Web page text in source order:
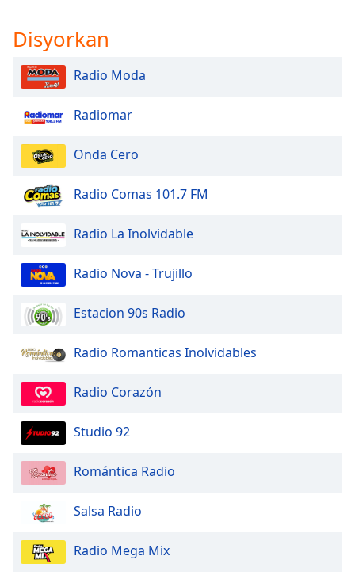
Background
Color
Opacity
Color
Opacity
Font
Text
Style
Font
Family
Modal
Dialog
End
Disyorkan
Radio Moda
Radiomar
Onda Cero
Radio Comas 101.7 FM
Radio La Inolvidable
Radio Nova - Trujillo
Estacion 90s Radio
Radio Romanticas Inolvidables
Radio Corazón
Studio 92
Romántica Radio
Salsa Radio
Radio Mega Mix